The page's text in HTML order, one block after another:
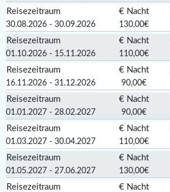
Reisezeitraum € Nacht
30.08.2026 - 30.09.2026 130,00€
Reisezeitraum € Nacht
01.10.2026 - 15.11.2026 110,00€
Reisezeitraum € Nacht
16.11.2026 - 31.12.2026 90,00€
Reisezeitraum € Nacht
01.01.2027 - 28.02.2027 90,00€
Reisezeitraum € Nacht
01.03.2027 - 30.04.2027 110,00€
Reisezeitraum € Nacht
01.05.2027 - 27.06.2027 130,00€
Reisezeitraum € Nacht